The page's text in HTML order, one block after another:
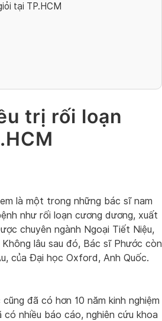
tại TP.HCM
trị rối loạn
là một trong những bác sĩ nam
như rối loạn cương dương, xuất
chuyên ngành Ngoại Tiết Niệu,
lâu sau đó, Bác sĩ Phước còn
của Đại học Oxford, Anh Quốc.
đã có hơn 10 năm kinh nghiệm
nhiều báo cáo, nghiên cứu khoa